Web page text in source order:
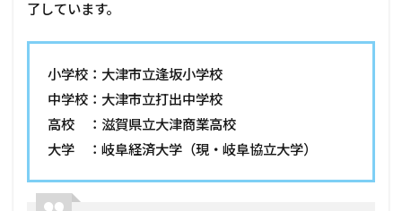
了しています。
小学校：大津市立逢坂小学校
中学校：大津市立打出中学校
高校 ：滋賀県立大津商業高校
大学 ：岐阜経済大学（現・岐阜協立大学）